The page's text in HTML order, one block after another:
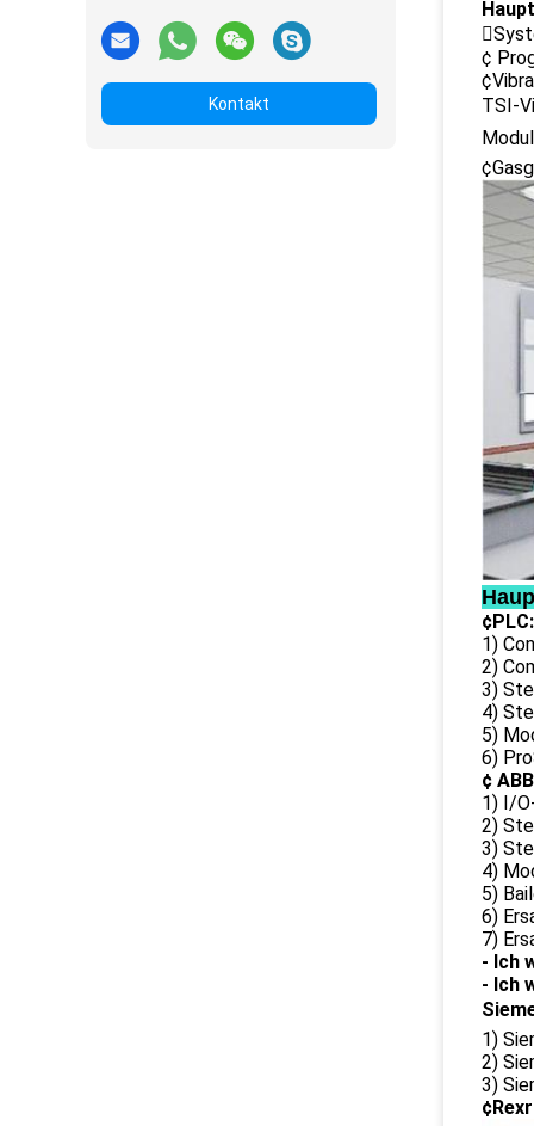
Kontakt
¢
TSI-
¢PLC:
1)
2)
3)
4)
5)
6)
¢
1) I/
2)
3)
4)
5)
6)
7)
- Ich
- Ich
1)
2)
3)